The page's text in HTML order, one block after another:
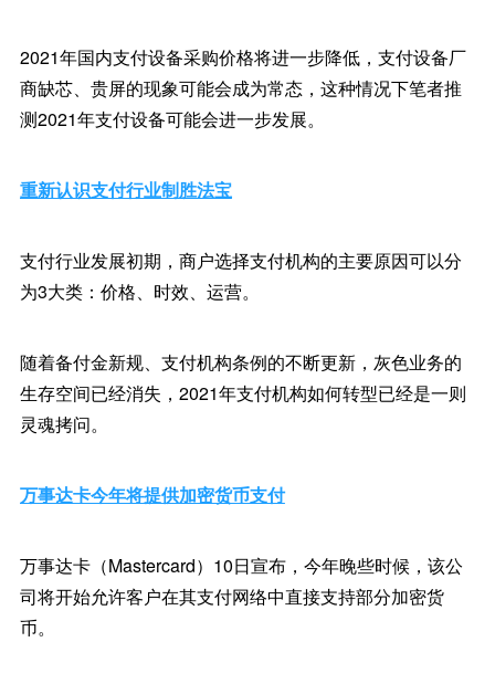
2021年国内支付设备采购价格将进一步降低，支付设备厂
商缺芯、贵屏的现象可能会成为常态，这种情况下笔者推
测2021年支付设备可能会进一步发展。
重新认识支付行业制胜法宝
支付行业发展初期，商户选择支付机构的主要原因可以分
为3大类：价格、时效、运营。
随着备付金新规、支付机构条例的不断更新，灰色业务的
生存空间已经消失，2021年支付机构如何转型已经是一则
灵魂拷问。
万事达卡今年将提供加密货币支付
万事达卡（Mastercard）10日宣布，今年晚些时候，该公
司将开始允许客户在其支付网络中直接支持部分加密货
币。